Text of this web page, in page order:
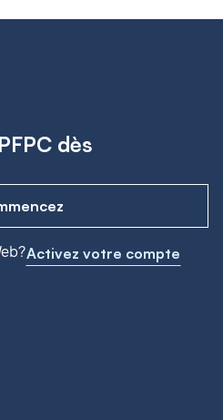
dès
Activez votre compte